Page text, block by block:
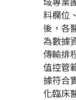
料欄位
後，各
為數據
傳輸排
值控管
據符合
化臨床